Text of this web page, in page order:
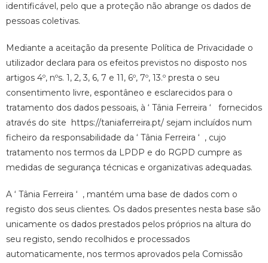
identificável, pelo que a proteção não abrange os dados de
pessoas coletivas.
Mediante a aceitação da presente Política de Privacidade o
utilizador declara para os efeitos previstos no disposto nos
artigos 4º, nºs. 1, 2, 3, 6, 7 e 11, 6º, 7º, 13.º presta o seu
consentimento livre, espontâneo e esclarecidos para o
tratamento dos dados pessoais, à ‘ Tânia Ferreira ‘ fornecidos
através do site https://taniaferreira.pt/ sejam incluídos num
ficheiro da responsabilidade da ‘ Tânia Ferreira ‘ , cujo
tratamento nos termos da LPDP e do RGPD cumpre as
medidas de segurança técnicas e organizativas adequadas.
A ‘ Tânia Ferreira ‘ , mantém uma base de dados com o
registo dos seus clientes. Os dados presentes nesta base são
unicamente os dados prestados pelos próprios na altura do
seu registo, sendo recolhidos e processados
automaticamente, nos termos aprovados pela Comissão